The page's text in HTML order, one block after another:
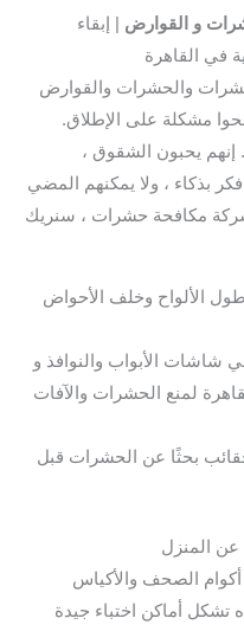
و القوارض | إبقاء
في القاهرة
والحشرات والقوارض
مشكلة على الإطلاق.
يحبون الشقوق ،
بذكاء ، ولا يمكنهم المضي
مكافحة حشرات ، سنريك
الألواح وخلف الأحواض
شاشات الأبواب والنوافذ و
لمنع الحشرات والآفات
بحثًا عن الحشرات قبل
عن المنزل
الصحف والأكياس
تشكل أماكن اختباء جيدة